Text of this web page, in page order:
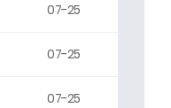
07-25
07-25
07-25